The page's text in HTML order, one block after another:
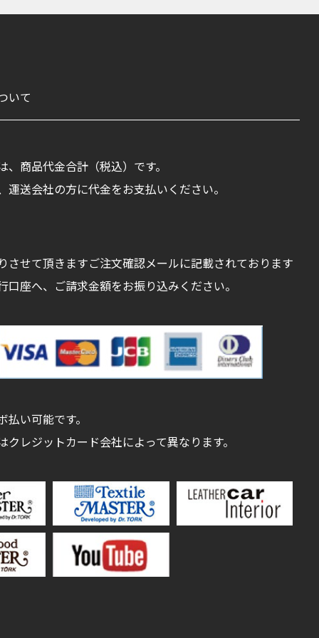
いて
、商品代金合計（税込）です。
運送会社の方に代金をお支払いください。
させて頂きますご注文確認メールに記載されております
口座へ、ご請求金額をお振り込みください。
い可能です。
レジットカード会社によって異なります。